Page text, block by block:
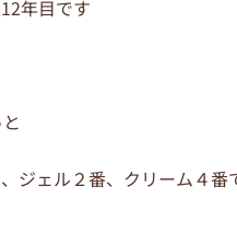
年目です
ジェル２番、クリーム４番